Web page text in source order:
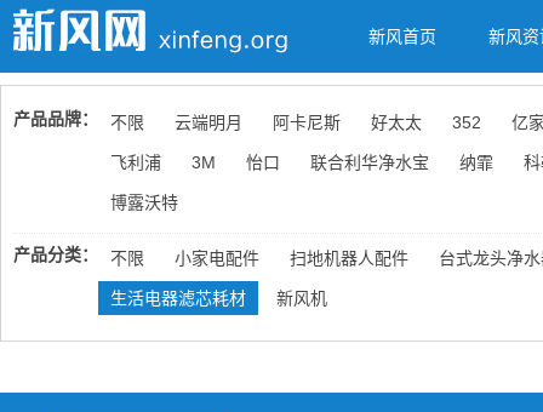
新风首页 新风资
产品品牌： 不限 云端明月 阿卡尼斯 好太太 352 亿
飞利浦 3M 怡口 联合利华净水宝 纳霏
博露沃特
产品分类： 不限 小家电配件 扫地机器人配件 台式龙头净
生活电器滤芯耗材 新风机